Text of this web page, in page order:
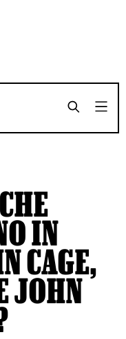
IN
CAGE,
JOHN